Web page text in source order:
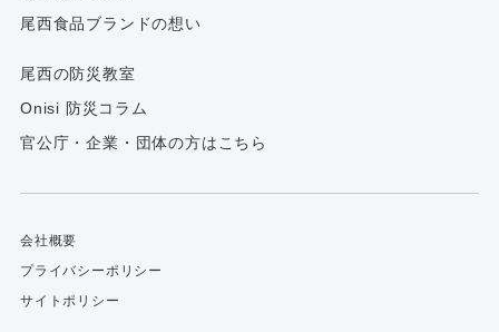
尾西食品ブランドの想い
尾西の防災教室
Onisi 防災コラム
官公庁・企業・団体の方はこちら
会社概要
プライバシーポリシー
サイトポリシー